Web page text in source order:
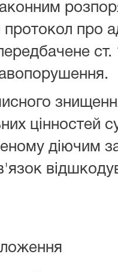
про
ст.
цінностей
діючим